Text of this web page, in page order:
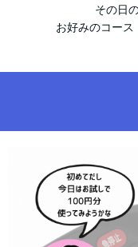
その日
お好みのコース